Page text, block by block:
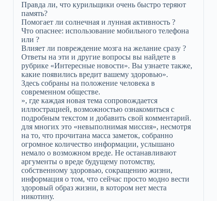
Правда ли, что курильщики очень быстро теряют
память?
Помогает ли солнечная и лунная активность ?
Что опаснее: использование мобильного телефона
или ?
Влияет ли повреждение мозга на желание сразу ?
Ответы на эти и другие вопросы вы найдете в
рубрике «Интересные новости». Вы узнаете также,
какие появились вредит вашему здоровью».
Здесь собраны на положение человека в
современном обществе.
», где каждая новая тема сопровождается
иллюстрацией, возможностью ознакомиться с
подробным текстом и добавить свой комментарий.
для многих это «невыполнимая миссия», несмотря
на то, что прочитана масса заметок, собранно
огромное количество информации, услышано
немало о возможном вреде. Не останавливают
аргументы о вреде будущему потомству,
собственному здоровью, сокращению жизни,
информация о том, что сейчас просто модно вести
здоровый образ жизни, в котором нет места
никотину.